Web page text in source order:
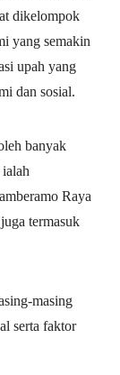
dikelompok
yang semakin
upah yang
dan sosial.
banyak
Raya
termasuk
masing
serta faktor